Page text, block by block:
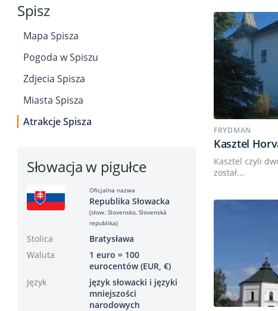
Spisz
Mapa Spisza
Pogoda w Spiszu
Zdjecia Spisza
Miasta Spisza
Atrakcje Spisza
Słowacja w pigułce
Oficjalna nazwa
Republika Słowacka
(słow. Slovensko, Slovenská
republika)
Stolica
Bratysława
Waluta
1 euro = 100
eurocentów (EUR, €)
Język
język słowacki i języki
mniejszości
narodowych
FRYDMAN
Kasztel
Kasztel czyli
został...